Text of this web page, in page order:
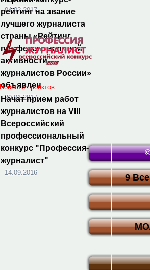
04.02.2017
рейтинг на звание
лучшего журналиста
страны «Рейтинг
профессиональной
активности
журналистов России»
объявлен
20.01.2017
Новости проектов
Начат прием работ
журналистов на VIII
Всероссийский
профессиональный
конкурс "Профессия-
журналист"
14.09.2016 9